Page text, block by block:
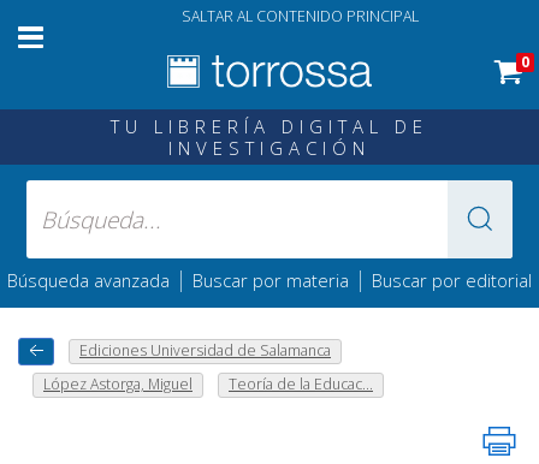
SALTAR AL CONTENIDO PRINCIPAL
0
TU LIBRERÍA DIGITAL DE
INVESTIGACIÓN
Búsqueda avanzada | Buscar por materia | Buscar por editorial
Ediciones Universidad de Salamanca
López Astorga, Miguel
Teoría de la Educac...